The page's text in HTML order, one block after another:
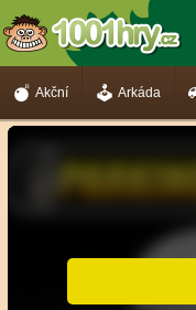
Akční Arkáda